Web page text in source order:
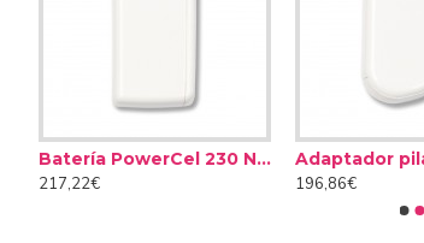
Características:
Necesitan el cargador PowerCel de
Compatibles con Naída CI Q30,
Aproximadamente 18 horas de
Batería PowerCel 230 Naída CI
217,22€
196,86€
8,50€
14,90€